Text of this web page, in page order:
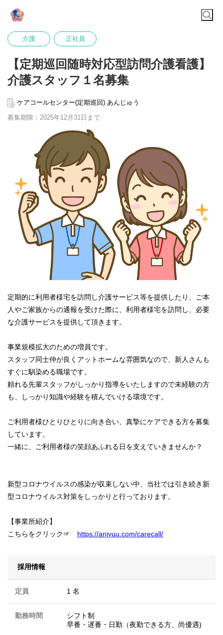
介護 正社員
【定期巡回随時対応型訪問介護看護】
介護スタッフ１名募集
ケアコールセンター(定期巡回) あんじゅう
募集期限：2025年12月31日まで
定期的に利用者様宅を訪問し介護サービス等を提供したり、ご本
人やご家族からの通報を受けた際に、利用者様宅を訪問し、必要
な介護サービスを提供して頂きます。
事業規模拡大のための増員です。
スタッフ同士仲が良くアットホームな雰囲気なので、新人さんも
すぐに馴染める職場です。
頼れる先輩スタッフがしっかり指導をいたしますので未経験の方
も、しっかり知識や経験を積んでいける環境です。
ご利用者様ひとりひとりに向き合い、真摯にケアできる方を募集
しています。
一緒に、ご利用者様の笑顔あふれる日を支えていきませんか？
新型コロナウイルスの感染が収束しない中、当社では引き続き新
型コロナウイルス対策をしっかりと行っております。
【事業所紹介】
こちらをクリック☞ https://anjyuu.com/carecall/
採用情報
定員 1 名
勤務時間
シフト制
早番・遅番・日勤（夜勤できる方、尚優遇)